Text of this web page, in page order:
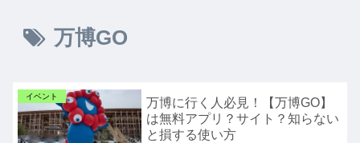
万博GO
イベント
万博に行く人必見！【万博GO】
は無料アプリ？サイト？知らない
と損する使い方